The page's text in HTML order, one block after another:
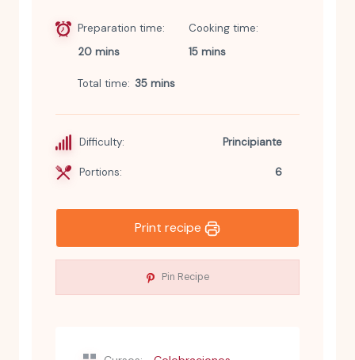
Preparation time
20 mins
Cooking time
15 mins
Total time 35 mins
Difficulty: Principiante
Portions: 6
Print recipe
Pin Recipe